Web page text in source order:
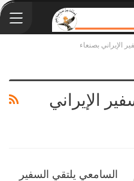
الإيراني بصنعاء
الإيراني
السامعي يلتقي السفير